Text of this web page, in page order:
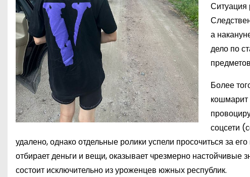
Ситуация
а
дело по
Более
кошмарит
соцсети
удалено, однако отдельные ролики успели просочиться за
отбирает деньги и вещи, оказывает чрезмерно
состоит исключительно из уроженцев южных республик.